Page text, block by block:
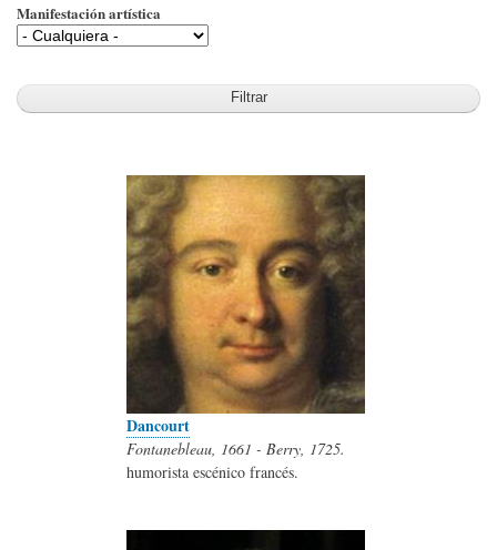
Manifestación artística
Dancourt
Fontanebleau, 1661 - Berry, 1725.
humorista escénico francés.